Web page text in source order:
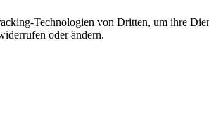
Technologien von Dritten, um ihre
oder ändern.